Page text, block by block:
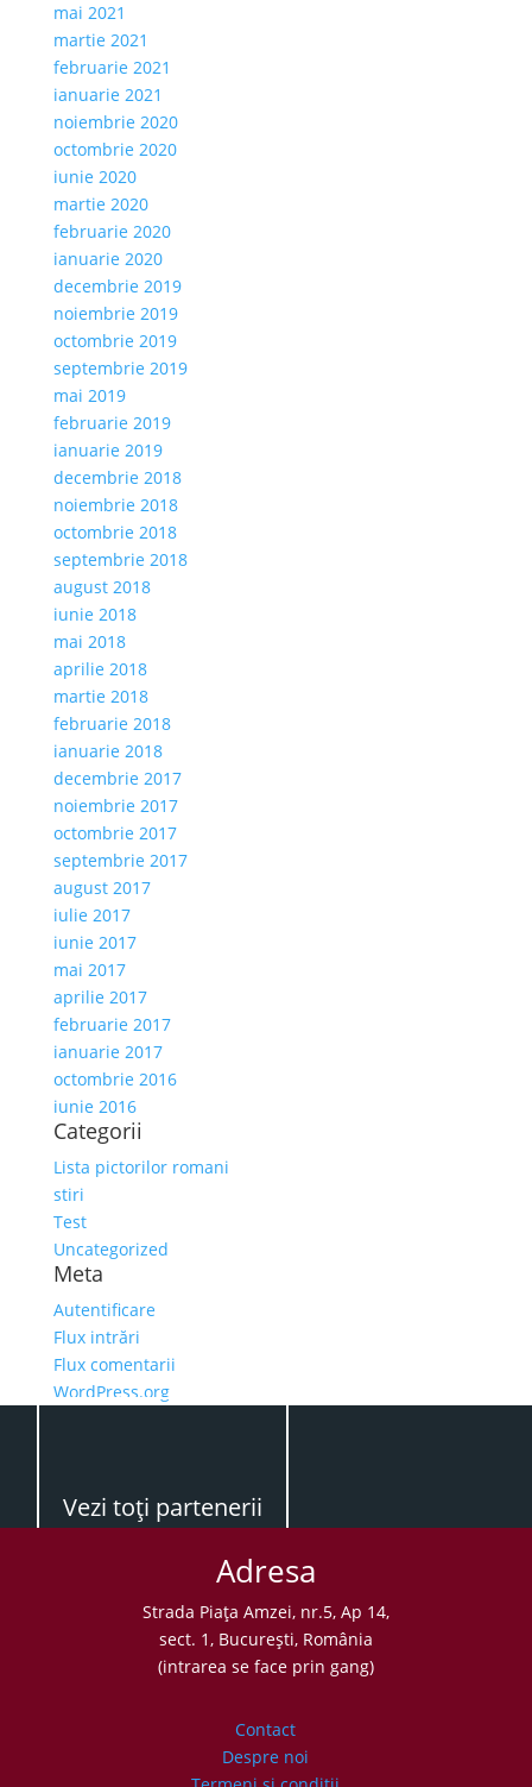
mai 2021
martie 2021
februarie 2021
ianuarie 2021
noiembrie 2020
octombrie 2020
iunie 2020
martie 2020
februarie 2020
ianuarie 2020
decembrie 2019
noiembrie 2019
octombrie 2019
septembrie 2019
mai 2019
februarie 2019
ianuarie 2019
decembrie 2018
noiembrie 2018
octombrie 2018
septembrie 2018
august 2018
iunie 2018
mai 2018
aprilie 2018
martie 2018
februarie 2018
ianuarie 2018
decembrie 2017
noiembrie 2017
octombrie 2017
septembrie 2017
august 2017
iulie 2017
iunie 2017
mai 2017
aprilie 2017
februarie 2017
ianuarie 2017
octombrie 2016
iunie 2016
Categorii
Lista pictorilor romani
stiri
Test
Uncategorized
Meta
Autentificare
Flux intrări
Flux comentarii
WordPress.org
Vezi toţi partenerii
Adresa
Strada Piaţa Amzei, nr.5, Ap 14,
sect. 1, Bucureşti, România
(intrarea se face prin gang)
Contact
Despre noi